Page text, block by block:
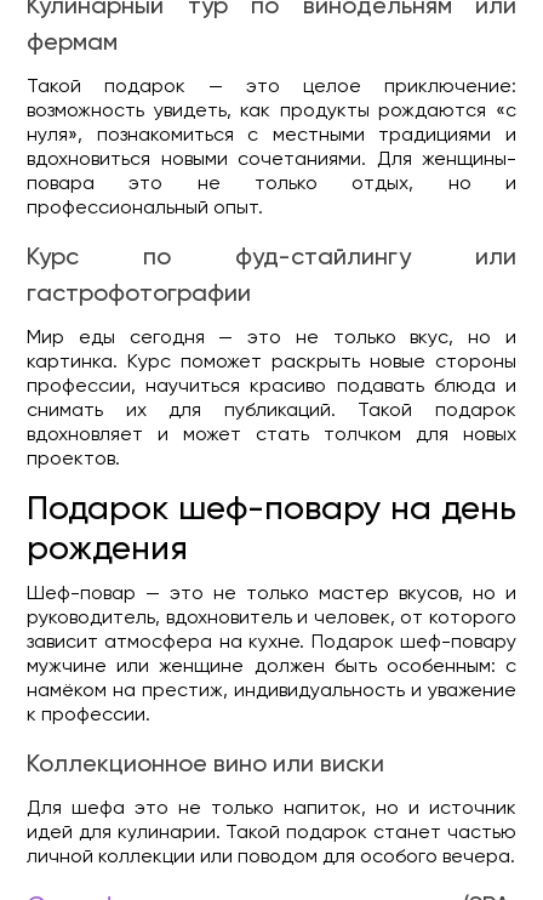
фермам
Такой подарок — это целое приключение:
возможность увидеть, как продукты рождаются «с
нуля», познакомиться с местными традициями и
вдохновиться новыми сочетаниями. Для женщины-
повара это не только отдых, но и
профессиональный опыт.
Курс по фуд-стайлингу или
гастрофотографии
Мир еды сегодня — это не только вкус, но и
картинка. Курс поможет раскрыть новые стороны
профессии, научиться красиво подавать блюда и
снимать их для публикаций. Такой подарок
вдохновляет и может стать толчком для новых
проектов.
Подарок шеф-повару на день
рождения
Шеф-повар — это не только мастер вкусов, но и
руководитель, вдохновитель и человек, от которого
зависит атмосфера на кухне. Подарок шеф-повару
мужчине или женщине должен быть особенным: с
намёком на престиж, индивидуальность и уважение
к профессии.
Коллекционное вино или виски
Для шефа это не только напиток, но и источник
идей для кулинарии. Такой подарок станет частью
личной коллекции или поводом для особого вечера.